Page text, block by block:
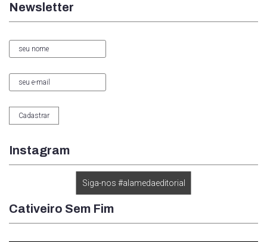
Newsletter
Instagram
Siga-nos #alamedaeditorial
Cativeiro Sem Fim